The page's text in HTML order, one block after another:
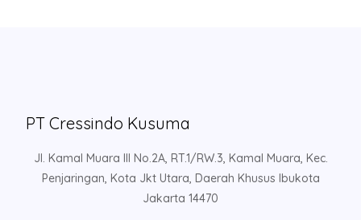
PT Cressindo Kusuma
Jl. Kamal Muara III No.2A, RT.1/RW.3, Kamal Muara, Kec.
Penjaringan, Kota Jkt Utara, Daerah Khusus Ibukota
Jakarta 14470